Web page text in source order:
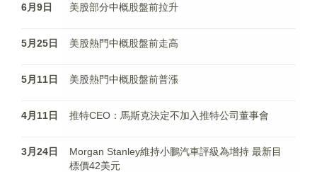
6月9日 美股部分中概股盤前拉升
5月25日 美股熱門中概股盤前走高
5月11日 美股熱門中概股盤前普漲
4月11日 推特CEO：馬斯克決定不加入推特公司董事會
3月24日
Morgan Stanley維持小鵬汽車評級為增持 最新目
標價42美元